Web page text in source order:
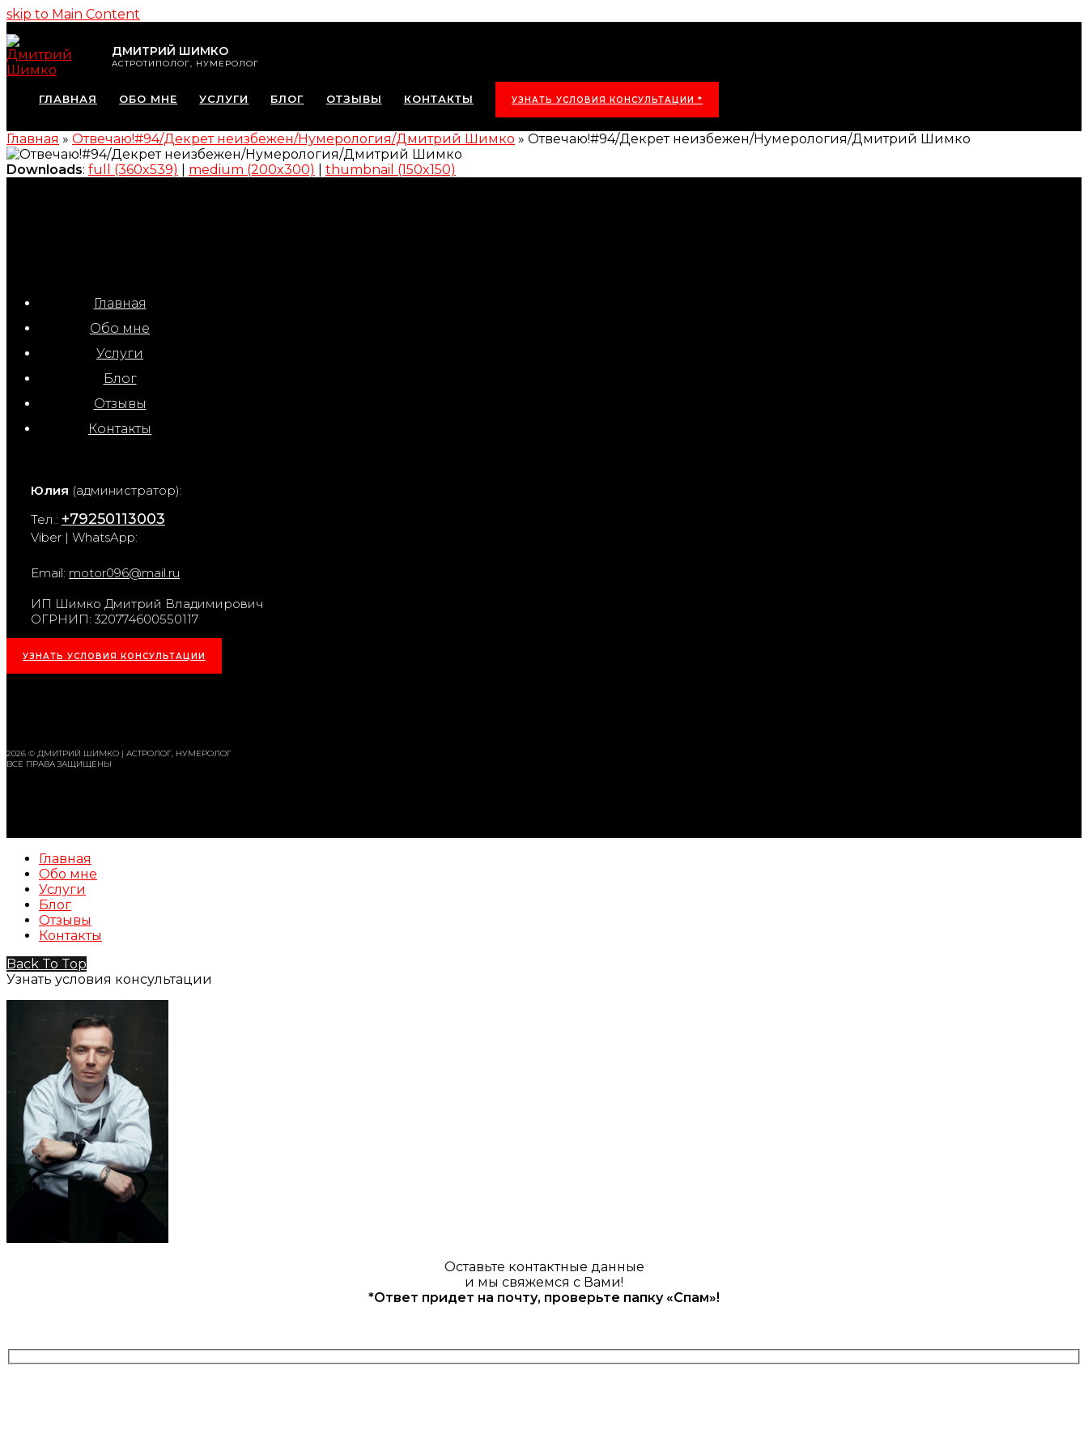
skip to Main Content
ДМИТРИЙ ШИМКО
АСТРОТИПОЛОГ, НУМЕРОЛОГ
ГЛАВНАЯ ОБО МНЕ УСЛУГИ БЛОГ ОТЗЫВЫ КОНТАКТЫ УЗНАТЬ УСЛОВИЯ КОНСУЛЬТАЦИИ *
Главная » Отвечаю!#94/Декрет неизбежен/Нумерология/Дмитрий Шимко » Отвечаю!#94/Декрет неизбежен/Нумерология/Дмитрий Шимко
Downloads: full (360x539) medium (200x300) thumbnail (150x150)
Главная
Обо мне
Услуги
Блог
Отзывы
Контакты
Юлия (администратор):
Тел.: +79250113003
Viber | WhatsApp:
Email: motor096@mail.ru
ИП Шимко Дмитрий Владимирович
ОГРНИП: 320774600550117
УЗНАТЬ УСЛОВИЯ КОНСУЛЬТАЦИИ
2026 © ДМИТРИЙ ШИМКО | АСТРОЛОГ, НУМЕРОЛОГ
ВСЕ ПРАВА ЗАЩИЩЕНЫ
Главная
Обо мне
Услуги
Блог
Отзывы
Контакты
Back To Top
Узнать условия консультации
Оставьте контактные данные
и мы свяжемся с Вами!
*Ответ придет на почту, проверьте папку «Спам»!